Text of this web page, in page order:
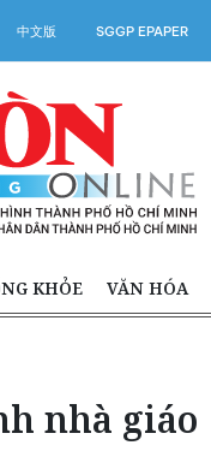
中文版 SGGP EPAPER
KHỎE VĂN HÓA
nhà giáo